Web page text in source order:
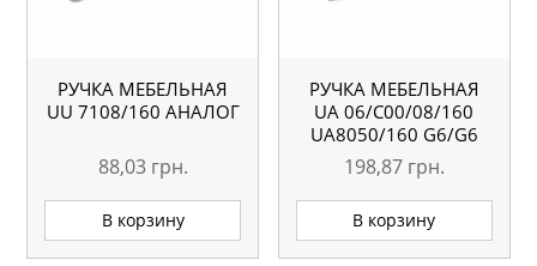
РУЧКА МЕБЕЛЬНАЯ
UU 7108/160 АНАЛОГ
88,03 грн.
В корзину
РУЧКА МЕБЕЛЬНАЯ
UA 06/C00/08/160
UA8050/160 G6/G6
198,87 грн.
В корзину